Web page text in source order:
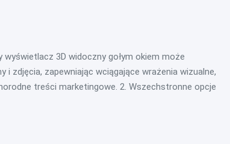
wyświetlacz 3D widoczny gołym okiem może
zdjęcia, zapewniając wciągające wrażenia wizualne,
treści marketingowe. 2. Wszechstronne opcje